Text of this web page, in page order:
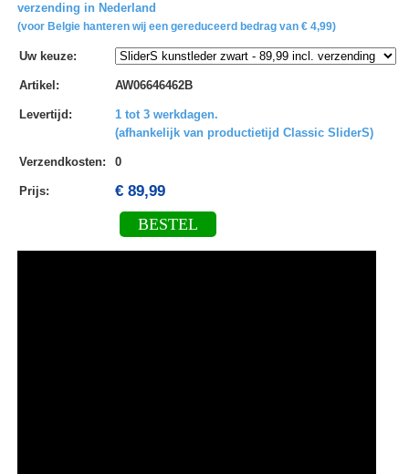
verzending in Nederland
(voor Belgie hanteren wij een gereduceerd bedrag van € 4,99)
Uw keuze:
Artikel : AW06646462B
Levertijd :
1 tot 3 werkdagen.
(afhankelijk van productietijd Classic SliderS)
Verzendkosten: 0
Prijs: € 89,99
BESTEL